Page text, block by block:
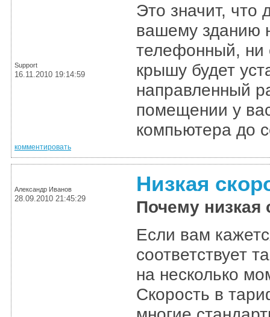
Support
16.11.2010 19:14:59
Это значит, что
вашему зданию
телефонный, ни
крышу будет
направленный
помещении у
компьютера до
комментировать
Александр Иванов
28.09.2010 21:45:29
Низкая
Почему низкая
Если вам
соответствует
на несколько
Скорость в